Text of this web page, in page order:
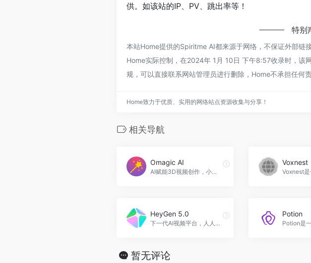
供。如该站的IP、PV、跳出率等！
特别
本站Home提供的Spiritme AI都来源于网络，不保证外部链
Home实际控制，在2024年 1月 10日 下午8:57收录时，该
规，可以直接联系网站管理员进行删除，Home不承担任何责
Home致力于优质、实用的网络站点资源收集与分享！
相关导航
Omagic AI
AI赋能3D视频创作，小白也能做特效大片
Voxnest
HeyGen 5.0
下一代AI视频平台，人人都可轻松制作工作室级视频。HeyGen 5.0官网入口网址
Potion
暂无评论